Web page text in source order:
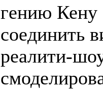
гению Кену
соединить
реалити-